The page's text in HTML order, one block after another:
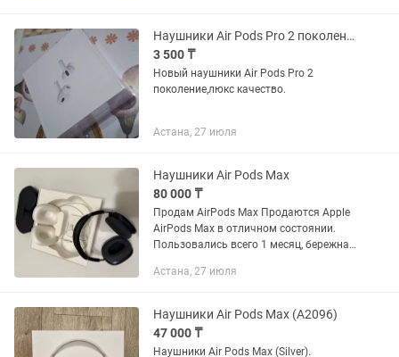
Наушники Air Pods Pro 2 поколение продам люкс качество!
3 500 ₸
Новый наушники Air Pods Pro 2
поколение,люкс качество.
Астана, 27 июля
Наушники Air Pods Max
80 000 ₸
Продам AirPods Max Продаются Apple
AirPods Max в отличном состоянии.
Пользовались всего 1 месяц, бережная
Полный комплект (коробка, кабель,
Астана, 27 июля
Наушники Air Pods Max (A2096)
47 000 ₸
Наушники Air Pods Max (Silver).